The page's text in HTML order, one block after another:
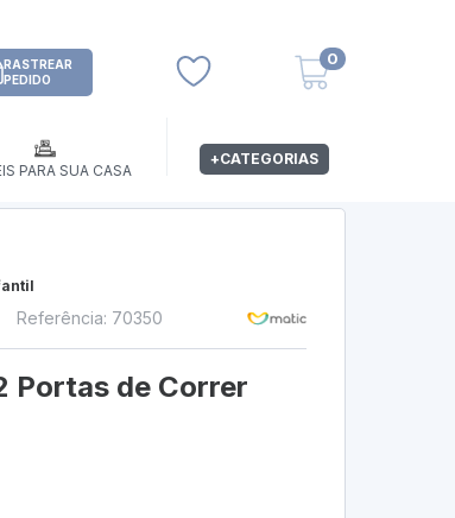
RASTREAR
PEDIDO
0
PARA SUA CASA
+CATEGORIAS
Referência: 70350
Portas de Correr